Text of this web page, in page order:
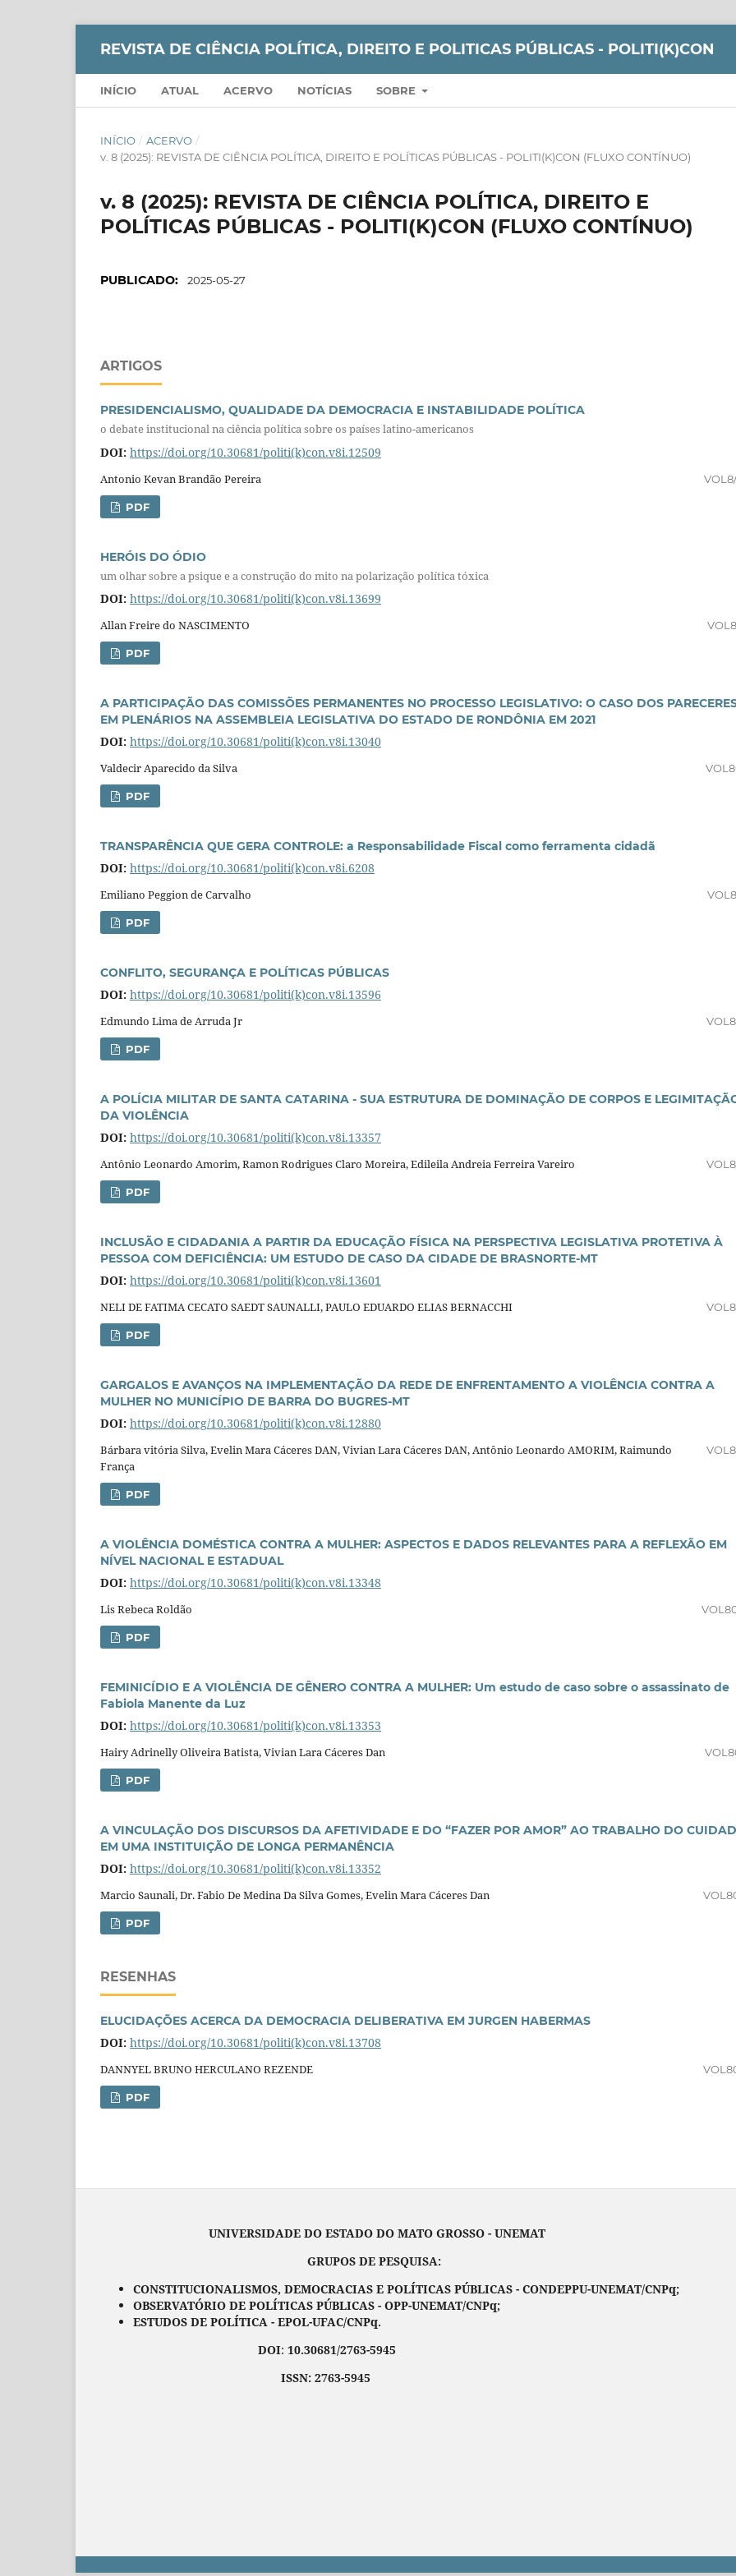
REVISTA DE CIÊNCIA POLÍTICA, DIREITO E POLITICAS PÚBLICAS - POLITI(K)CON
INÍCIO ATUAL ACERVO NOTÍCIAS SOBRE
INÍCIO / ACERVO /
v. 8 (2025): REVISTA DE CIÊNCIA POLÍTICA, DIREITO E POLÍTICAS PÚBLICAS - POLITI(K)CON (FLUXO CONTÍNUO)
v. 8 (2025): REVISTA DE CIÊNCIA POLÍTICA, DIREITO E
POLÍTICAS PÚBLICAS - POLITI(K)CON (FLUXO CONTÍNUO)
PUBLICADO: 2025-05-27
ARTIGOS
PRESIDENCIALISMO, QUALIDADE DA DEMOCRACIA E INSTABILIDADE POLÍTICA
o debate institucional na ciência política sobre os países latino-americanos
DOI: https://doi.org/10.30681/politi(k)con.v8i.12509
Antonio Kevan Brandão Pereira
PDF
HERÓIS DO ÓDIO
um olhar sobre a psique e a construção do mito na polarização política tóxica
DOI: https://doi.org/10.30681/politi(k)con.v8i.13699
Allan Freire do NASCIMENTO
PDF
A PARTICIPAÇÃO DAS COMISSÕES PERMANENTES NO PROCESSO LEGISLATIVO: O CASO DOS
EM PLENÁRIOS NA ASSEMBLEIA LEGISLATIVA DO ESTADO DE RONDÔNIA EM 2021
DOI: https://doi.org/10.30681/politi(k)con.v8i.13040
Valdecir Aparecido da Silva
PDF
TRANSPARÊNCIA QUE GERA CONTROLE: a Responsabilidade Fiscal como ferramenta cidadã
DOI: https://doi.org/10.30681/politi(k)con.v8i.6208
Emiliano Peggion de Carvalho
PDF
CONFLITO, SEGURANÇA E POLÍTICAS PÚBLICAS
DOI: https://doi.org/10.30681/politi(k)con.v8i.13596
Edmundo Lima de Arruda Jr
PDF
A POLÍCIA MILITAR DE SANTA CATARINA - SUA ESTRUTURA DE DOMINAÇÃO DE CORPOS E
DA VIOLÊNCIA
DOI: https://doi.org/10.30681/politi(k)con.v8i.13357
Antônio Leonardo Amorim, Ramon Rodrigues Claro Moreira, Edileila Andreia Ferreira Vareiro
PDF
INCLUSÃO E CIDADANIA A PARTIR DA EDUCAÇÃO FÍSICA NA PERSPECTIVA LEGISLATIVA PROTETIVA À
PESSOA COM DEFICIÊNCIA: UM ESTUDO DE CASO DA CIDADE DE BRASNORTE-MT
DOI: https://doi.org/10.30681/politi(k)con.v8i.13601
NELI DE FATIMA CECATO SAEDT SAUNALLI, PAULO EDUARDO ELIAS BERNACCHI
PDF
GARGALOS E AVANÇOS NA IMPLEMENTAÇÃO DA REDE DE ENFRENTAMENTO A VIOLÊNCIA CONTRA A
MULHER NO MUNICÍPIO DE BARRA DO BUGRES-MT
DOI: https://doi.org/10.30681/politi(k)con.v8i.12880
Bárbara vitória Silva, Evelin Mara Cáceres DAN, Vivian Lara Cáceres DAN, Antônio Leonardo AMORIM, Raimundo
França
PDF
A VIOLÊNCIA DOMÉSTICA CONTRA A MULHER: ASPECTOS E DADOS RELEVANTES PARA A REFLEXÃO EM
NÍVEL NACIONAL E ESTADUAL
DOI: https://doi.org/10.30681/politi(k)con.v8i.13348
Lis Rebeca Roldão
PDF
FEMINICÍDIO E A VIOLÊNCIA DE GÊNERO CONTRA A MULHER: Um estudo de caso sobre o assassinato de
Fabiola Manente da Luz
DOI: https://doi.org/10.30681/politi(k)con.v8i.13353
Hairy Adrinelly Oliveira Batista, Vivian Lara Cáceres Dan
PDF
A VINCULAÇÃO DOS DISCURSOS DA AFETIVIDADE E DO “FAZER POR AMOR” AO TRABALHO DO
EM UMA INSTITUIÇÃO DE LONGA PERMANÊNCIA
DOI: https://doi.org/10.30681/politi(k)con.v8i.13352
Marcio Saunali, Dr. Fabio De Medina Da Silva Gomes, Evelin Mara Cáceres Dan
PDF
RESENHAS
ELUCIDAÇÕES ACERCA DA DEMOCRACIA DELIBERATIVA EM JURGEN HABERMAS
DOI: https://doi.org/10.30681/politi(k)con.v8i.13708
DANNYEL BRUNO HERCULANO REZENDE
PDF
UNIVERSIDADE DO ESTADO DO MATO GROSSO - UNEMAT
GRUPOS DE PESQUISA:
CONSTITUCIONALISMOS, DEMOCRACIAS E POLÍTICAS PÚBLICAS - CONDEPPU-UNEMAT/CNPq;
OBSERVATÓRIO DE POLÍTICAS PÚBLICAS - OPP-UNEMAT/CNPq;
ESTUDOS DE POLÍTICA - EPOL-UFAC/CNPq.
DOI: 10.30681/2763-5945
ISSN: 2763-5945